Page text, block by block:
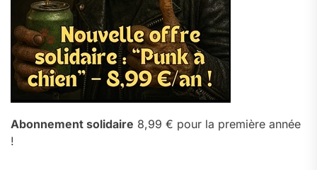
Abonnement solidaire 8,99 € pour la première année
!